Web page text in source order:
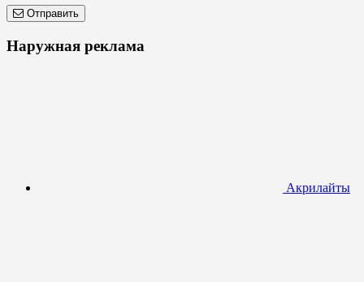
Отправить
Наружная реклама
Акрилайты